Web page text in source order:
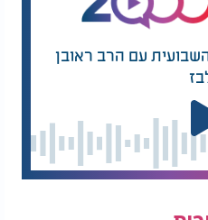
העמותה המיסיונרית,
מכתובת העמותה: רחוב
צער על כך שהתקשורת
והיא תומכת בו,
עיריית ירושלים,
עם הרב ראובן